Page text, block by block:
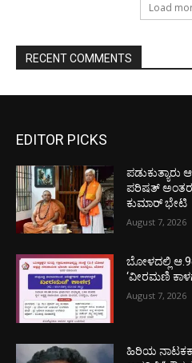
Load
RECENT COMMENTS
EDITOR PICKS
ಪಡುಕುತ್ಯಾರು
ಪರಿಷತ್
ಕುಮಾರ್ ಭೇಟಿ
August 7, 2026
ಬೋಳದಲ್ಲಿ
‘ವೀರಮಣಿ
August 7, 2026
ಹಿರಿಯ